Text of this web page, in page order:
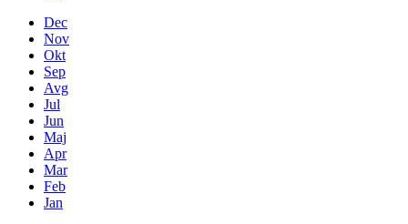
Dec
Nov
Okt
Sep
Avg
Jul
Jun
Maj
Apr
Mar
Feb
Jan